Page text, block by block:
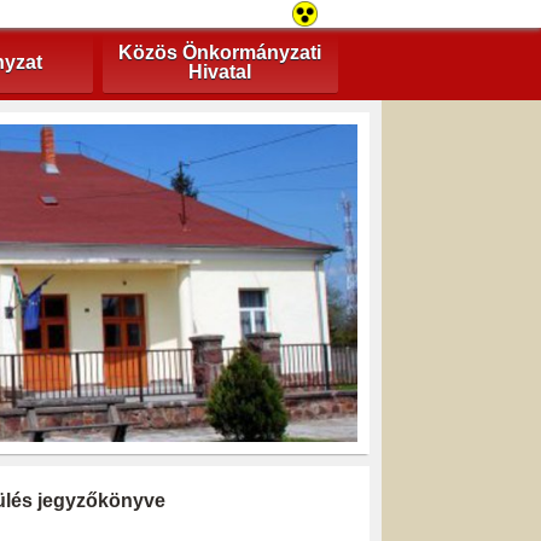
Közös Önkormányzati
Hivatal
jegyzőkönyve